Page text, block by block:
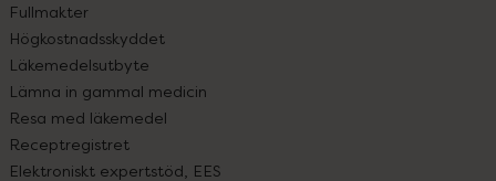
Fullmakter
Högkostnadsskyddet
Läkemedelsutbyte
Lämna in gammal medicin
Resa med läkemedel
Receptregistret
Elektroniskt expertstöd, EES